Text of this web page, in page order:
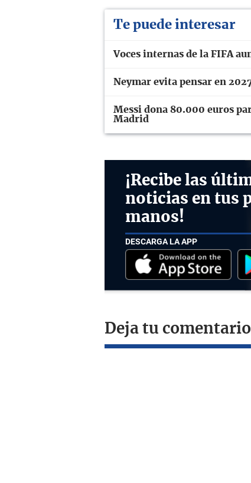
Te puede interesar
Voces internas de la FIFA
Neymar evita pensar en
Messi dona 80.000 euros
Madrid
¡Recibe las
noticias en tus
manos!
DESCARGA LA APP
Deja tu comentario